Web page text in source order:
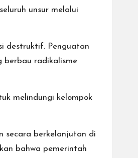
unsur melalui
destruktif. Penguatan
berbau radikalisme
melindungi kelompok
secara berkelanjutan di
bahwa pemerintah